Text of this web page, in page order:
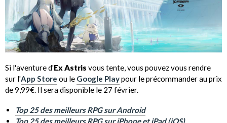
Si l'aventure d'Ex Astris vous tente, vous pouvez vous rendre
sur l'App Store ou le Google Playpour le précommander au prix
de 9,99€. Il sera disponible le 27 février.
Top 25 des meilleurs RPG sur Android
Top 25 des meilleurs RPG sur iPhone et iPad (iOS)